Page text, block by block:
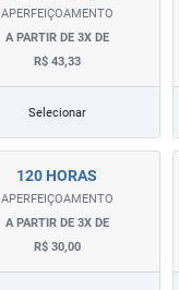
APERFEIÇOAMENTO
A PARTIR DE 3X DE
R$ 43,33
Selecionar
120 HORAS
APERFEIÇOAMENTO
A PARTIR DE 3X DE
R$ 30,00